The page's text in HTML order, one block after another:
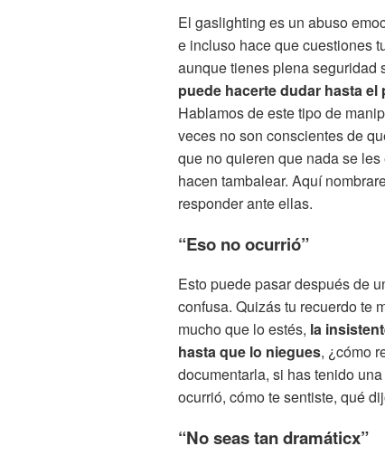
El gaslighting es un abuso
e incluso hace que cuestiones
aunque tienes plena seguridad
puede hacerte dudar hasta
Hablamos de este tipo de
veces no son conscientes de
que no quieren que nada se
hacen tambalear. Aquí
responder ante ellas.
“Eso no ocurrió”
Esto puede pasar después de
confusa. Quizás tu recuerdo te
mucho que lo estés, la
hasta que lo niegues, ¿cómo
documentarla, si has tenido
ocurrió, cómo te sentiste, qué
“No seas tan dramáticx”